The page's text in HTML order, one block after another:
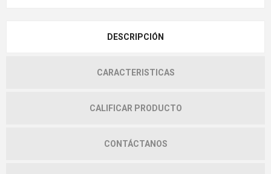
DESCRIPCIÓN
CARACTERISTICAS
CALIFICAR PRODUCTO
CONTÁCTANOS